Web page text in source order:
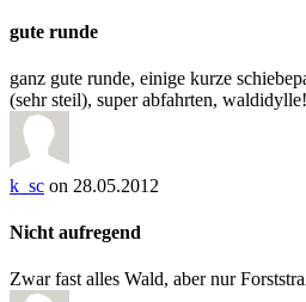
gute runde
ganz gute runde, einige kurze
(sehr steil), super abfahrten,
k_sc on 28.05.2012
Nicht aufregend
Zwar fast alles Wald, aber nur